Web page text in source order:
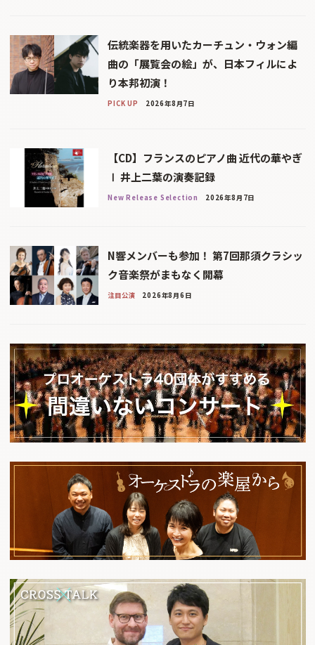
伝統楽器を用いたカーチュン・ウォン編
曲の「展覧会の絵」が、日本フィルによ
り本邦初演！
PICK UP 2026年8月7日
【CD】フランスのピアノ曲 近代の華やぎ
Ⅰ 井上二葉の演奏記録
New Release Selection 2026年8月7日
N響メンバーも参加！ 第7回那須クラシッ
ク音楽祭がまもなく開幕
注目公演 2026年8月6日